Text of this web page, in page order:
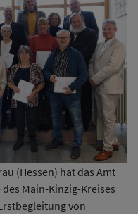
(Hessen) hat das Amt
Main-Kinzig-Kreises
von